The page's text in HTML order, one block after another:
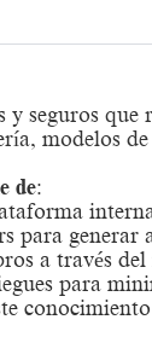
seguros
modelos
de:
generar
a través
para